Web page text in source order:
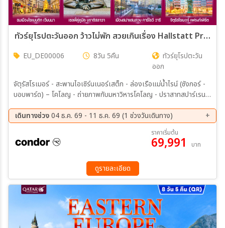
ทัวร์ยุโรปตะวันออก ว้าวไม่พัก สวยเกินเรื่อง Hallstatt Prague 8วัน 5คืน (DE)
EU_DE00006 8วัน 5คืน
ทัวร์ยุโรปตะวัน
ออก
จัตุรัสโรเมอร์ - สะพานไอเซิร์นเนอร์เสต็ก - ล่องเรือแม่น้ำไรน์ (ซังกอร์ -
บอบพาร์ด) – โคโลญ - ถ่ายภาพกับมหาวิหารโคโลญ - ปราสาทสปาร์เรนบ
กลางเมืองเก่า – ผ่านชมโบสถ์อนุสรณ์ไกเซอร์วิลเฮล์ม - ประตูบันเดนบวร์
ก -เช็คพอยท์ชาร์ลี - Berlin Cathedral - กำแพงเบอร์ลิน East Side
Gallery - จัตุรัส Potsdamer Platz - โบสถ์เซนต์โทมัส - โบสถ์เซนต์นิ
โคลัส - จัตุรัสกลางเมือง Marktplatz Leipzig - นูเรมเบิร์ก - จัตุรัสเฮา
- จัตุรัสกลางเมือง Marktplatz Leipzig - นูเรมเบิร์ก - จัตุรัสเฮาพท์
มาร์ค - น้ำพุชอนเนอร์บรูนเนน
เดินทางช่วง04 ธ.ค. 69 - 11 ธ.ค. 69 (1 ช่วงวันเดินทาง)
ราคาเริ่มต้น
69,991 บาท
ดูรายละเอียด